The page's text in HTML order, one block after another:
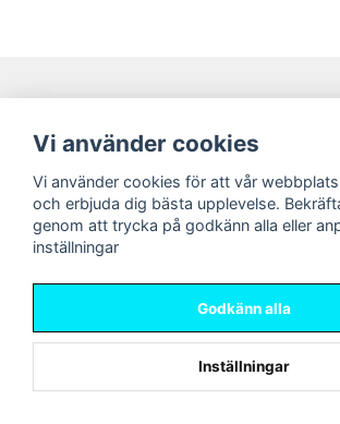
Navigering
Nyheter!
Förbeställning
Mitt konto
Logga in
Registrera
Glömt
Sociala medier
Vi använder cookies
Vi använder cookies för att vår
och erbjuda dig bästa upplevelse.
genom att trycka på godkänn alla eller
inställningar
Godkänn alla
Inställningar